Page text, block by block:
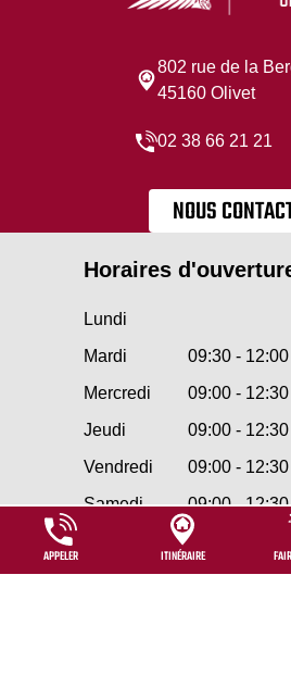
802 rue de la
45160 Olivet
02 38 66 21 21
NOUS
Horaires
Lundi
Mardi
09:30 -
Mercredi
09:00 -
Jeudi
09:00 -
Vendredi
09:00 -
Samedi
09:00 -
APPELER ITINÉRAIRE